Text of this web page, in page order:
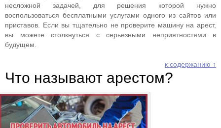
несложной задачей, для решения которой нужно
воспользоваться бесплатными услугами одного из сайтов или
приставов. Если вы тщательно не проверите машину на арест,
вы можете столкнуться с серьезными неприятностями в
будущем.
к содержанию ↑
Что называют арестом?